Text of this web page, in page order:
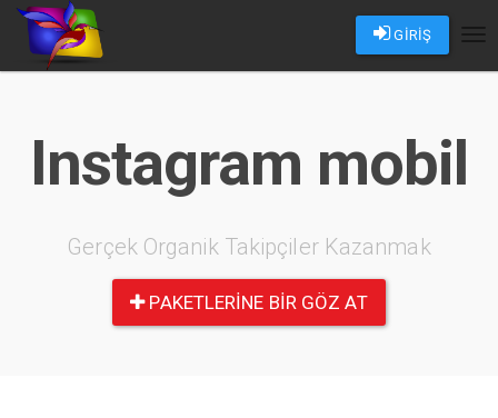
GİRİŞ
Instagram mobil
Gerçek Organik Takipçiler Kazanmak
PAKETLERINE BIR GÖZ AT